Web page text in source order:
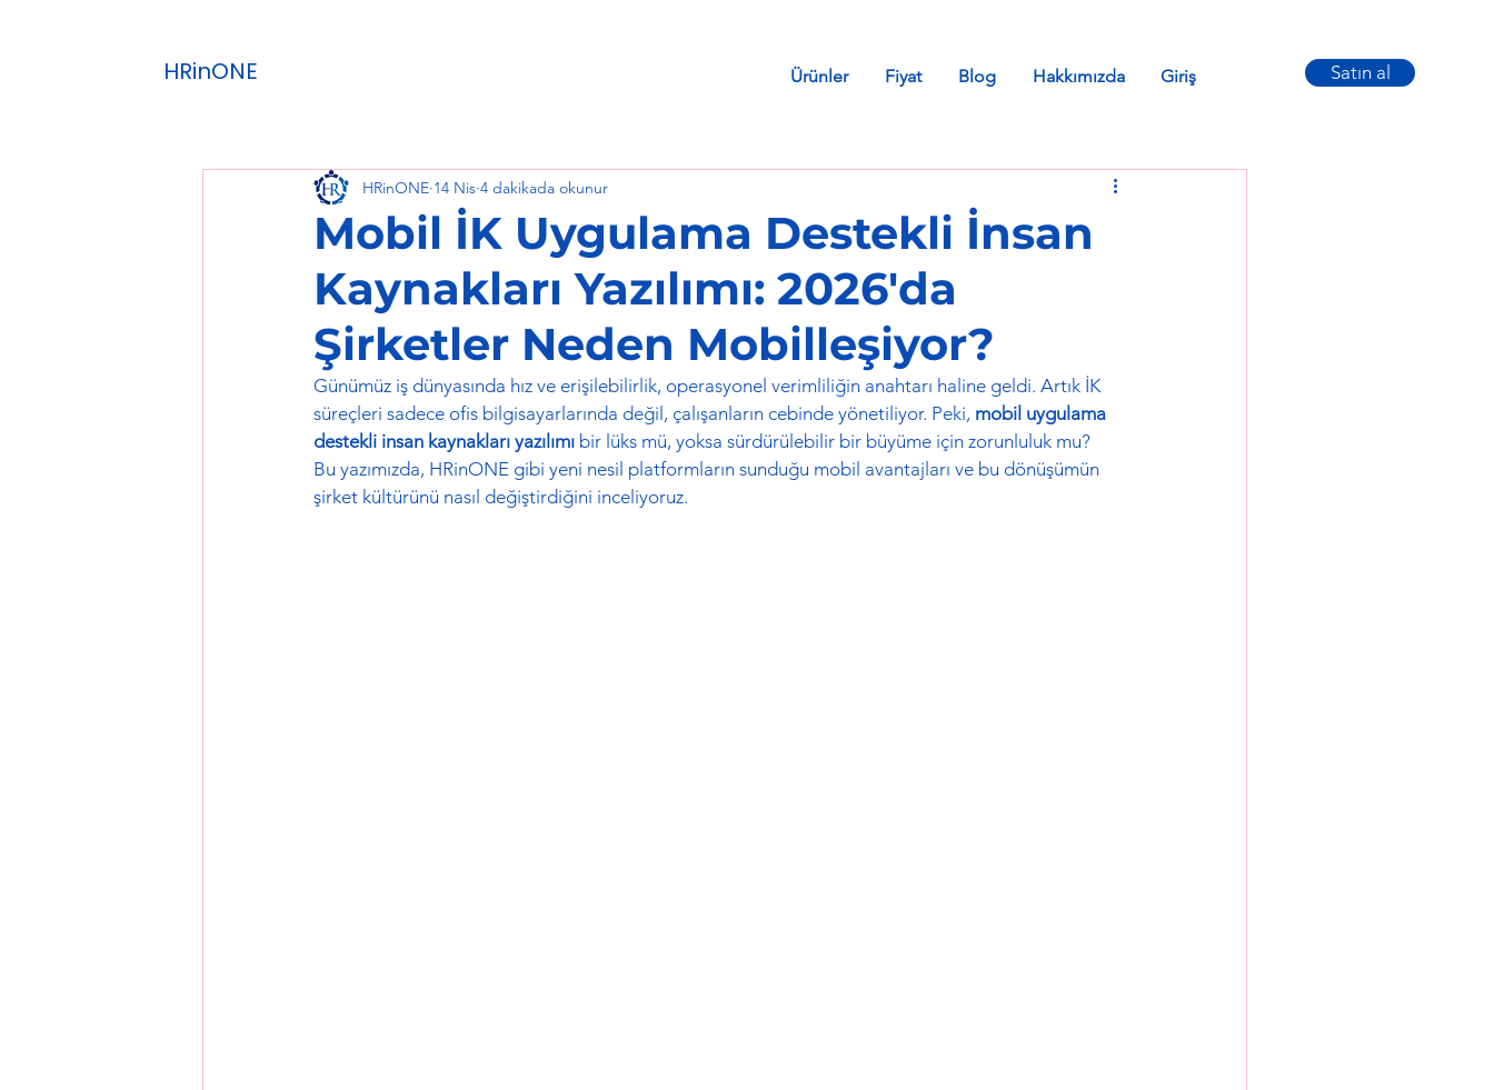
HRinONE Ürünler Fiyat Blog Hakkımızda Giriş Satın al
Mobil İK Uygulama Destekli İnsan
Kaynakları Yazılımı: 2026'da
Şirketler Neden Mobilleşiyor?
HRinONE 14 Nis 4 dakikada okunur
Günümüz iş dünyasında hız ve erişilebilirlik, operasyonel verimliliğin anahtarı haline geldi. Artık İK
süreçleri sadece ofis bilgisayarlarında değil, çalışanların cebinde yönetiliyor. Peki, mobil uygulama
destekli insan kaynakları yazılımı bir lüks mü, yoksa sürdürülebilir bir büyüme için zorunluluk mu?
Bu yazımızda, HRinONE gibi yeni nesil platformların sunduğu mobil avantajları ve bu dönüşümün
şirket kültürünü nasıl değiştirdiğini inceliyoruz.